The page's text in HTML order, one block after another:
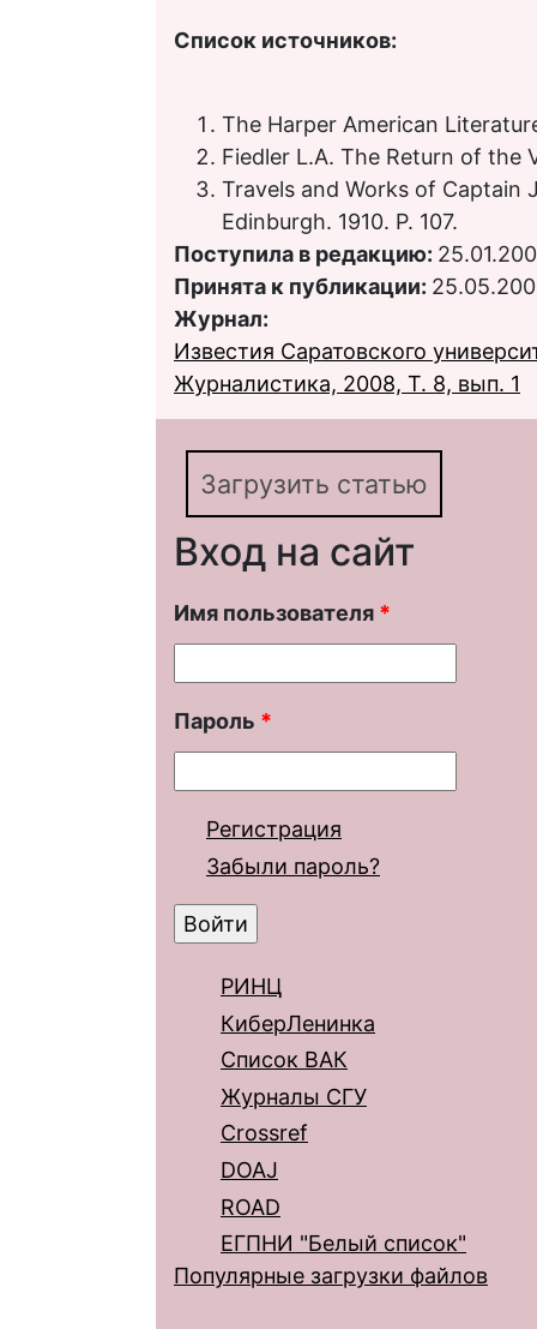
Список источников:
The Harper American
Fiedler L.A. The Return of the
Travels and Works of Captain
Edinburgh. 1910. P. 107.
Поступила в редакцию:
Принята к публикации:
Журнал:
Известия Саратовского
Журналистика, 2008, Т. 8, вып. 1
Загрузить статью
Вход на сайт
Имя пользователя *
Пароль *
Регистрация
Забыли пароль?
РИНЦ
КиберЛенинка
Список ВАК
Журналы СГУ
Crossref
DOAJ
ROAD
ЕГПНИ "Белый список"
Популярные загрузки файлов